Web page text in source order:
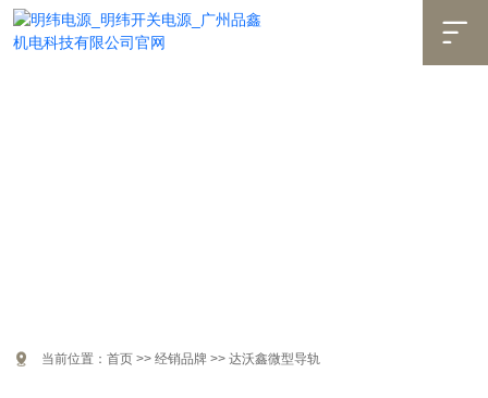

 当前位置： 首页 >> 经销品牌 >> 达沃鑫微型导轨